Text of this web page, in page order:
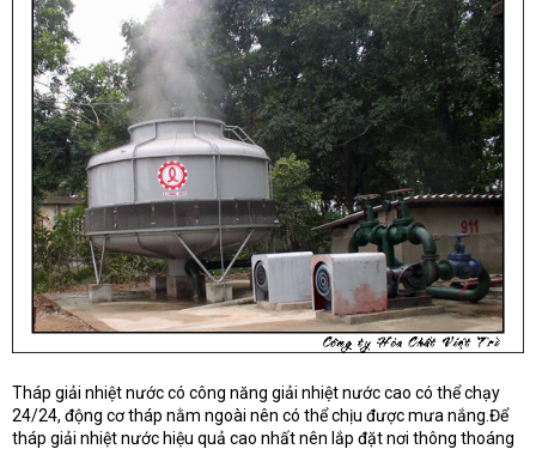
Tháp giải nhiệt nước có công năng giải nhiệt nước cao có thể chạy
24/24, động cơ tháp nằm ngoài nên có thể chịu được mưa nắng.Để
tháp giải nhiệt nước hiệu quả cao nhất nên lắp đặt nơi thông thoáng